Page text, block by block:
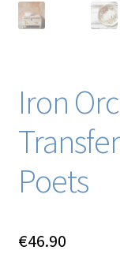
Iron
Poets
€46.90